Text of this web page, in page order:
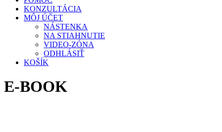
KONZULTÁCIA
MÔJ ÚČET
NÁSTENKA
NA STIAHNUTIE
VIDEO-ZÓNA
ODHLÁSIŤ
KOŠÍK
E-BOOK